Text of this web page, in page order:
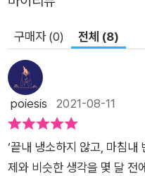
구매자 (0) 전체 (8)
poiesis 2021-08-11
‘끝내 냉소하지 않고, 마침내
제와 비슷한 생각을 몇 달 전